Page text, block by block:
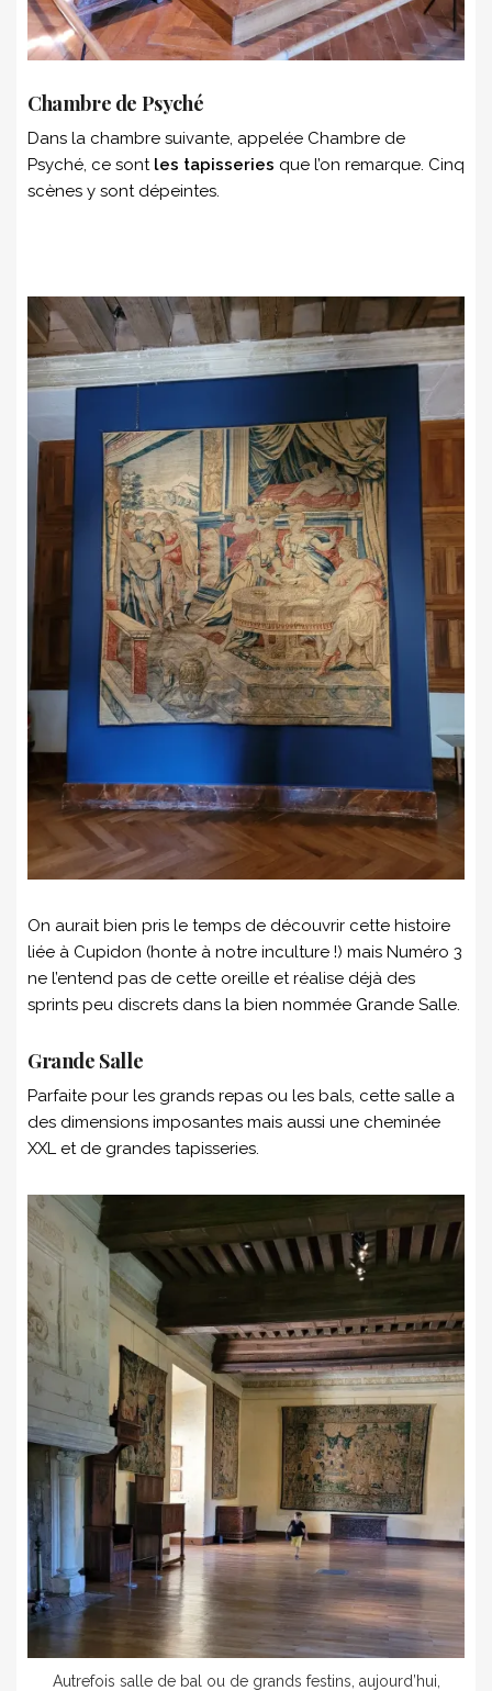
Chambre de Psyché
Dans la chambre suivante, appelée Chambre de
Psyché, ce sont les tapisseries que l’on remarque. Cinq
scènes y sont dépeintes.
On aurait bien pris le temps de découvrir cette histoire
liée à Cupidon (honte à notre inculture !) mais Numéro 3
ne l’entend pas de cette oreille et réalise déjà des
sprints peu discrets dans la bien nommée Grande Salle.
Grande Salle
Parfaite pour les grands repas ou les bals, cette salle a
des dimensions imposantes mais aussi une cheminée
XXL et de grandes tapisseries.
Autrefois salle de bal ou de grands festins, aujourd’hui,